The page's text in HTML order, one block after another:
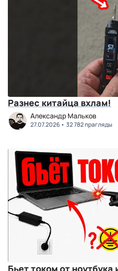
Разнес китайца вхлам!
Александр Мальков
27.07.2026 32 782 прагляды
Бьет током от ноутбука